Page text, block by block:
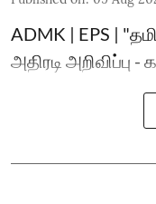
ADMK | EPS |
அதிரடி அறிவிப்பு